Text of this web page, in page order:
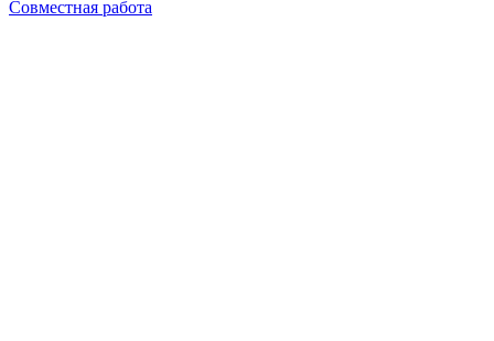
Совместная работа